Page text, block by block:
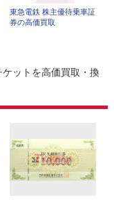
東急電鉄 株主優待乗車証
券の高価買取
ケットを高価買取・換